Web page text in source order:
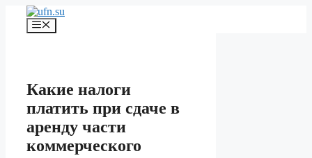
Перейти
содержимому
Меню
Какие налоги
платить при сдаче в
аренду части
коммерческого